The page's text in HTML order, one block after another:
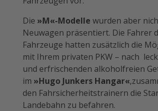
Die »M«-Modelle wurden aber
Neuwagen präsentiert. Die Fahrer
Fahrzeuge hatten zusätzlich die
mit Ihrem privaten PKW – nach
und erfrischenden alkoholfreien
im »Hugo Junkers Hangar«
den Fahrsicherheitstrainern die
Landebahn zu befahren.